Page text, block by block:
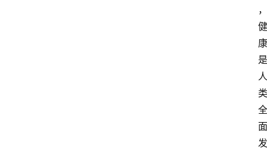
，
健
康
是
人
类
全
面
发